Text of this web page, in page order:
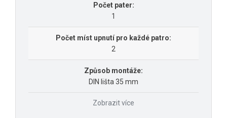
Počet pater:
1
Počet míst upnutí pro každé patro:
2
Způsob montáže:
DIN lišta 35 mm
Zobrazit více